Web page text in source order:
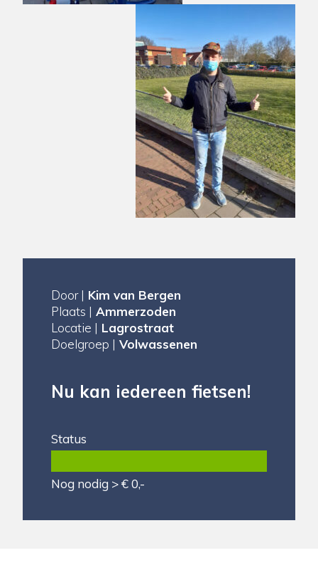
Door | Kim van Bergen
Plaats | Ammerzoden
Locatie | Lagrostraat
Doelgroep | Volwassenen
Nu kan iedereen fietsen!
Status
Nog nodig > € 0,-